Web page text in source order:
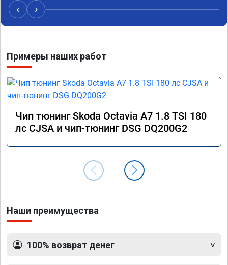
‹ ›
Примеры наших работ
Чип тюнинг Skoda Octavia A7 1.8 TSI 180
лс CJSA и чип-тюнинг DSG DQ200G2
Наши преимущества
100% возврат денег